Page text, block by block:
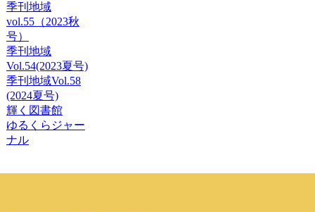
季刊地域
vol.55（2023秋
号）
季刊地域
Vol.54(2023夏号)
季刊地域Vol.58
(2024夏号)
輝く図書館
ゆるくらジャー
ナル